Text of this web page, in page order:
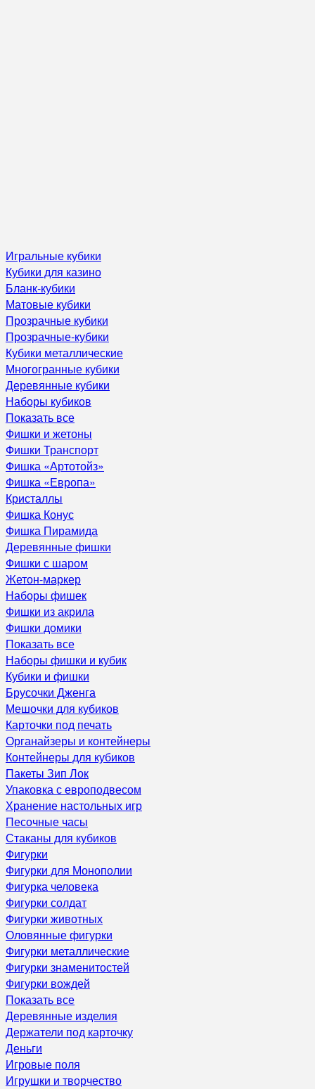
Игральные кубики
Кубики для казино
Бланк-кубики
Матовые кубики
Прозрачные кубики
Прозрачные-кубики
Кубики металлические
Многогранные кубики
Деревянные кубики
Наборы кубиков
Показать все
Фишки и жетоны
Фишки Транспорт
Фишка «Артотойз»
Фишка «Европа»
Кристаллы
Фишка Конус
Фишка Пирамида
Деревянные фишки
Фишки с шаром
Жетон-маркер
Наборы фишек
Фишки из акрила
Фишки домики
Показать все
Наборы фишки и кубик
Кубики и фишки
Брусочки Дженга
Мешочки для кубиков
Карточки под печать
Органайзеры и контейнеры
Контейнеры для кубиков
Пакеты Зип Лок
Упаковка с европодвесом
Хранение настольных игр
Песочные часы
Стаканы для кубиков
Фигурки
Фигурки для Монополии
Фигурка человека
Фигурки солдат
Фигурки животных
Оловянные фигурки
Фигурки металлические
Фигурки знаменитостей
Фигурки вождей
Показать все
Деревянные изделия
Держатели под карточку
Деньги
Игровые поля
Игрушки и творчество